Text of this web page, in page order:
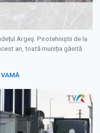
Argeș. Pirotehniștii de la
an, toată muniția găsită
VAMĂ